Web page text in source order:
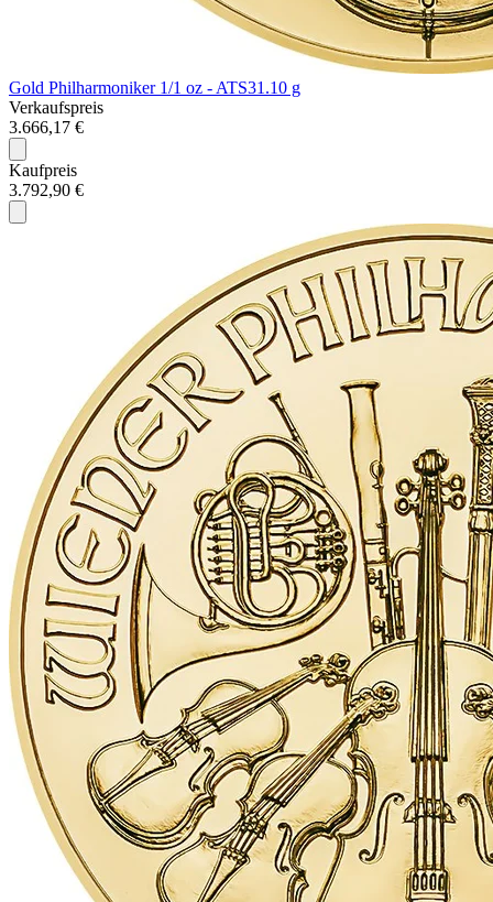
Gold Philharmoniker 1/1 oz - ATS31.10 g
Verkaufspreis
3.666,17 €
Kaufpreis
3.792,90 €